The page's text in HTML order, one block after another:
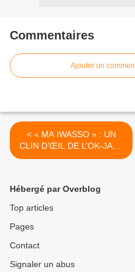
Commentaires
Ajouter un
< « MA IWASSO » : UN
CLIN D’ŒIL DE L’OK-JAZZ
AU THÉÂTRE POPULAIRE
Hébergé par Overblog
Top articles
Pages
Contact
Signaler un abus